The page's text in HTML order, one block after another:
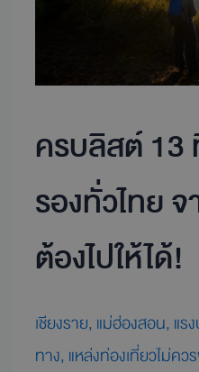
ครบลิสต์ 13
รองทั่วไทย
ต้องไปให้ได้!
เชียงราย, แม่ฮ่องสอน, แร
ทาง, แหล่งท่องเที่ยวไม่ค
จรด
ใต้
ต้อง
ไป
ได้!